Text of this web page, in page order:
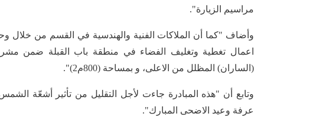
مراسيم الزيارة".
وأضاف "كما أن الملاكات الفنية والهندسية في القسم من خلال
اعمال تغطية وتغليف الفضاء في منطقة باب القبلة ضمن
(الساران) المظلل من الاعلى، و بمساحة (800م2)".
وتابع أن "هذه المبادرة جاءت لأجل التقليل من تأثير أشعّة
عرفة وعيد الاضحى المبارك".